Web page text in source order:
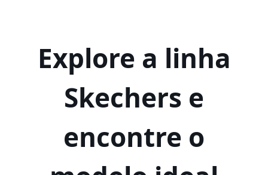
Explore a linha
Skechers e
encontre o